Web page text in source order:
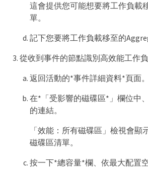
這會提供您可能想要將工作負載
單。
記下您要將工作負載移至的
從收到事件的節點識別高效能工作負
返回活動的*事件詳細資料*頁面。
在*「受影響的磁碟區*」欄位中
的連結。
「效能：所有磁碟區」檢視會顯
磁碟區清單。
按一下*總容量*欄、依最大配置